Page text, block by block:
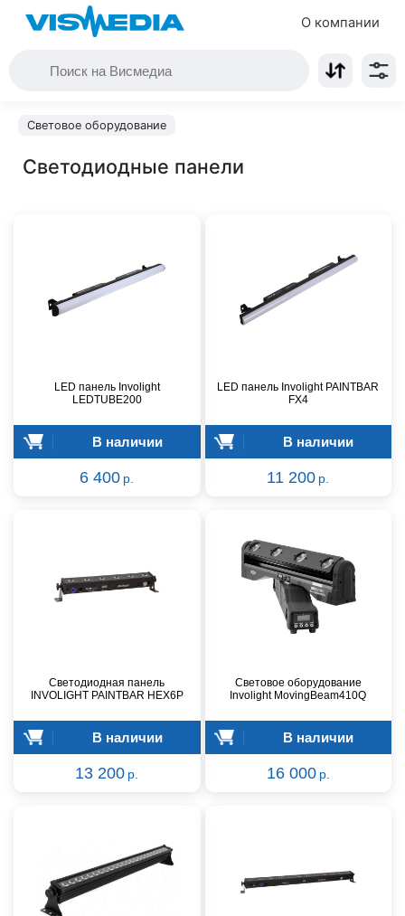
О компании
Световое оборудование
Светодиодные панели
LED панель Involight
LEDTUBE200
В наличии
6 400 р.
LED панель Involight PAINTBAR
FX4
В наличии
11 200 р.
Светодиодная панель
INVOLIGHT PAINTBAR HEX6P
В наличии
13 200 р.
Световое оборудование
Involight MovingBeam410Q
В наличии
16 000 р.